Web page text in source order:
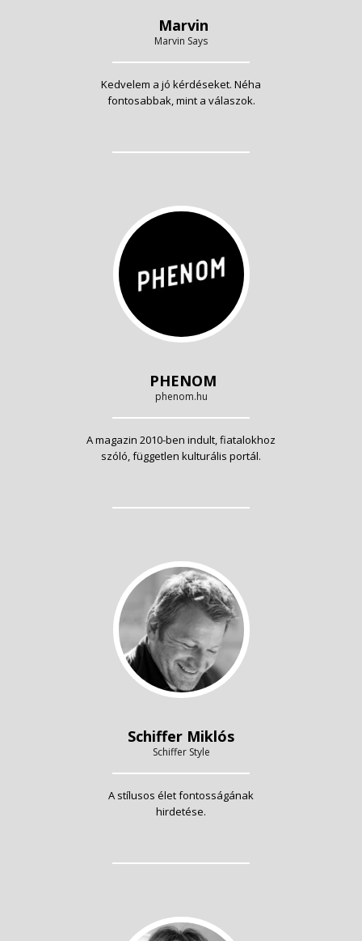
Marvin
Marvin Says
Kedvelem a jó kérdéseket. Néha
fontosabbak, mint a válaszok.
PHENOM
phenom.hu
A magazin 2010-ben indult, fiatalokhoz
szóló, független kulturális portál.
Schiffer Miklós
Schiffer Style
A stílusos élet fontosságának
hirdetése.